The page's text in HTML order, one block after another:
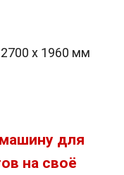
х 1960 мм
для
на своё